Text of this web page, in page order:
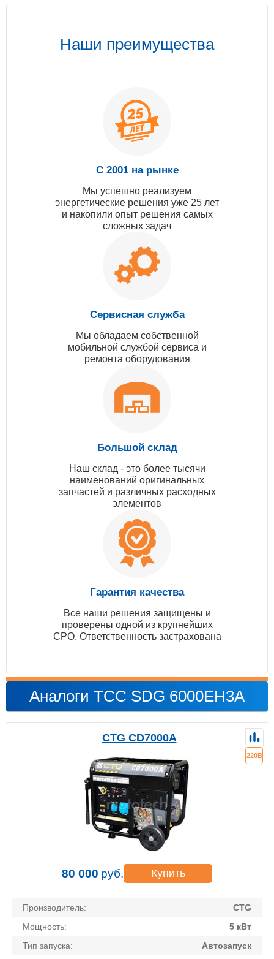
Наши преимущества
С 2001 на рынке
Мы успешно реализуем
энергетические решения уже 25 лет
и накопили опыт решения самых
сложных задач
Сервисная служба
Мы обладаем собственной
мобильной службой сервиса и
ремонта оборудования
Большой склад
Наш склад - это более тысячи
наименований оригинальных
запчастей и различных расходных
элементов
Гарантия качества
Все наши решения защищены и
проверены одной из крупнейших
СРО. Ответственность застрахована
Аналоги ТСС SDG 6000EH3A
CTG CD7000A
220В
80 000 руб. Купить
Производитель:
CTG
Мощность:
5 кВт
Тип запуска:
Автозапуск